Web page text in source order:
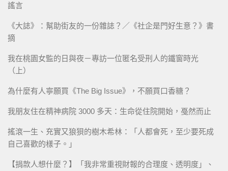
謠言
《大誌》：幫助街友的一份雜誌？／《社企是門好生意？》書
摘
我在桃園女監的日與夜－專訪一位匿名受刑人的鐵窗時光
（上）
為什麼有人寧願買《The Big Issue》，不願買口香糖？
我朋友住在精神病院 3000 多天：生命從住院開始，戞然而止
搖滾一生、充實又狼狽的樹木希林：「人都會死，至少要死成
自己喜歡的樣子。」
【捐款人想什麼？】「我非常重視財報的合理度、透明度」、